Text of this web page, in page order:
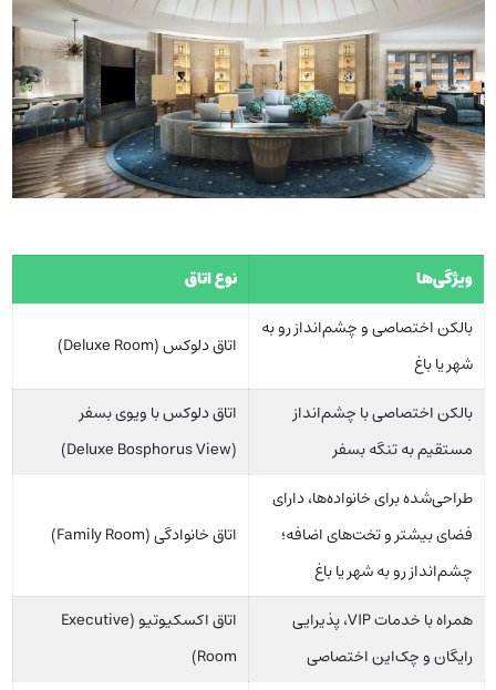
ویژگی‌ها
نوع اتاق
بالکن اختصاصی و چشم‌انداز رو به
شهر یا باغ
اتاق دلوکس (Deluxe Room)
بالکن اختصاصی با چشم‌انداز
مستقیم به تنگه بسفر
اتاق دلوکس با ویوی بسفر
(Deluxe Bosphorus View)
طراحی‌شده برای خانواده‌ها، دارای
فضای بیشتر و تخت‌های اضافه؛
چشم‌انداز رو به شهر یا باغ
اتاق خانوادگی (Family Room)
همراه با خدمات VIP، پذیرایی
رایگان و چک‌این اختصاصی
اتاق اکسکیوتیو (Executive
Room)